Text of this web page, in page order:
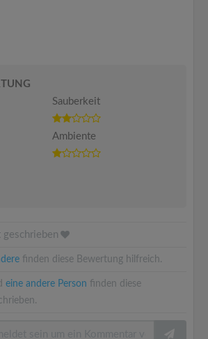
Sauberkeit
Ambiente
geschrieben
finden diese Bewertung hilfreich.
eine andere Person finden diese